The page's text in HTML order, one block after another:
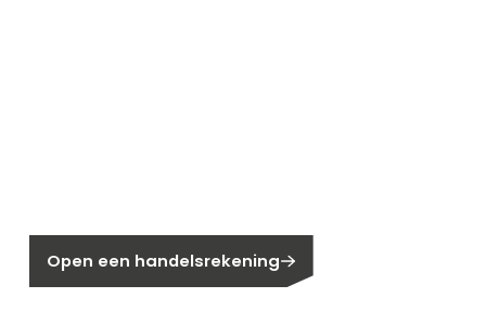
Open een handelsrekening